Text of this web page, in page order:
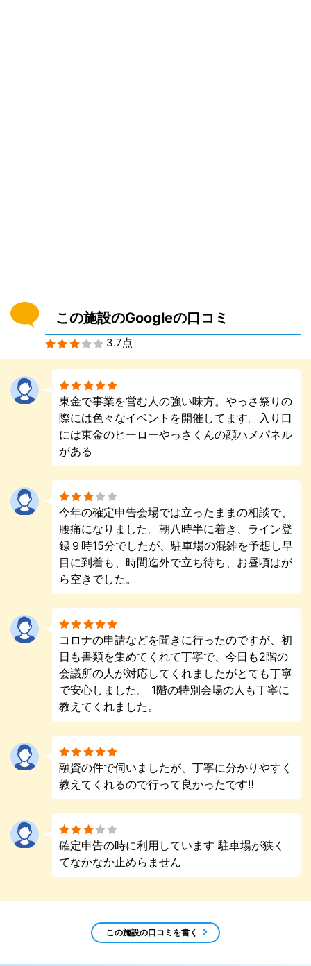
この施設のGoogleの口コミ
3.7点
東金で事業を営む人の強い味方。やっさ祭りの
際には色々なイベントを開催してます。入り口
には東金のヒーローやっさくんの顔ハメパネル
がある
今年の確定申告会場では立ったままの相談で、
腰痛になりました。朝八時半に着き、ライン登
録９時15分でしたが、駐車場の混雑を予想し早
目に到着も、時間迄外で立ち待ち、お昼頃はが
ら空きでした。
コロナの申請などを聞きに行ったのですが、初
日も書類を集めてくれて丁寧で、今日も2階の
会議所の人が対応してくれましたがとても丁寧
で安心しました。 1階の特別会場の人も丁寧に
教えてくれました。
融資の件で伺いましたが、丁寧に分かりやすく
教えてくれるので行って良かったです‼️
確定申告の時に利用しています 駐車場が狭く
てなかなか止めらません
この施設の口コミを書く